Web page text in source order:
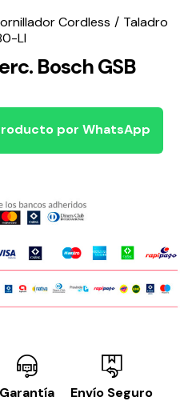
Cordless
Taladro
LI
Bosch GSB
por WhatsApp
Garantía Envío Seguro